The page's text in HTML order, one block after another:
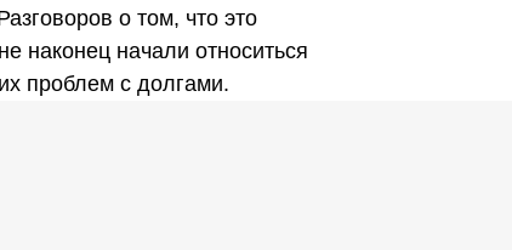
о том, что это
наконец начали относиться
проблем с долгами.